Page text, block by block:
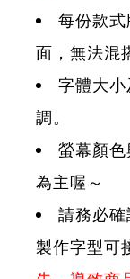
每份款
面，無法混
字體大
調。
螢幕顏
為主喔～
請務必
製作字型可